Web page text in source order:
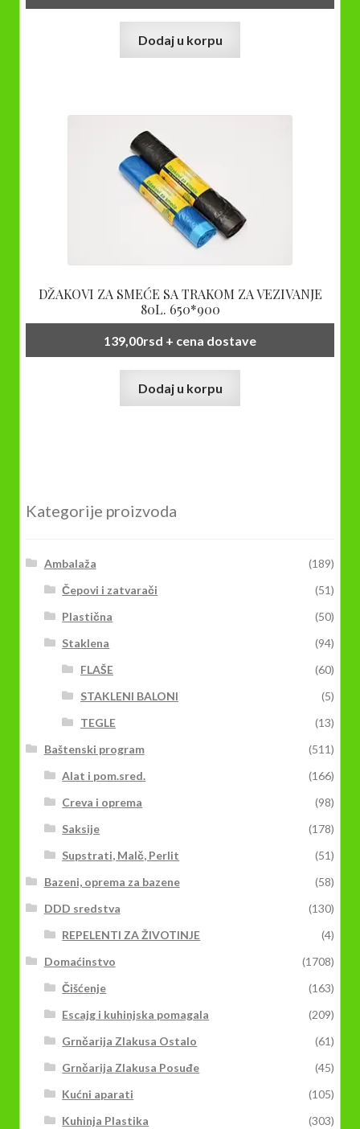
Dodaj u korpu
DŽAKOVI ZA SMEĆE SA TRAKOM ZA VEZIVANJE
80L. 650*900
139,00rsd + cena dostave
Dodaj u korpu
Kategorije proizvoda
Ambalaža
(189)
Čepovi i zatvarači
(51)
Plastična
(50)
Staklena
(94)
FLAŠE
(60)
STAKLENI BALONI
(5)
TEGLE
(13)
Baštenski program
(511)
Alat i pom.sred.
(166)
Creva i oprema
(98)
Saksije
(178)
Supstrati, Malč, Perlit
(51)
Bazeni, oprema za bazene
(58)
DDD sredstva
(130)
REPELENTI ZA ŽIVOTINJE
(4)
Domaćinstvo
(1708)
Čišćenje
(163)
Escajg i kuhinjska pomagala
(209)
Grnčarija Zlakusa Ostalo
(61)
Grnčarija Zlakusa Posuđe
(45)
Kućni aparati
(105)
Kuhinja Plastika
(303)